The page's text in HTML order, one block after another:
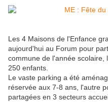
Les 4 Maisons de l'Enfance
aujourd'hui au Forum pour
commune de l'année
250 enfants.
Le vaste parking a été
réservée aux 7-8 ans, l'autre
partagées en 3 secteurs